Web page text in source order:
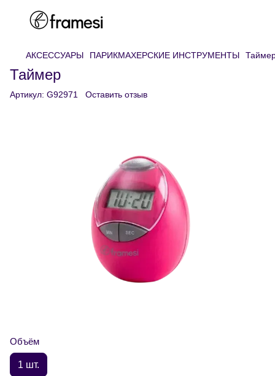
АКСЕССУАРЫ ПАРИКМАХЕРСКИЕ ИНСТРУМЕНТЫ
Таймер
Артикул: G92971 Оставить отзыв
Объём
1 шт.